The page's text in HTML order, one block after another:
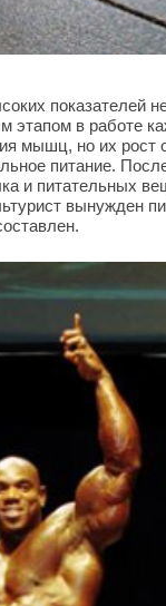
показателей
этапом в работе
мышц, но их рост
питание.
и питательных
вынужден